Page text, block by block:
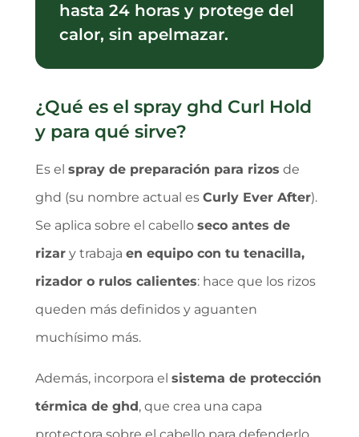
hasta 24 horas y protege del
calor, sin apelmazar.
¿Qué es el spray ghd Curl Hold
y para qué sirve?
Es el spray de preparación para rizos de
ghd (su nombre actual es Curly Ever After).
Se aplica sobre el cabello seco antes de
rizar y trabaja en equipo con tu tenacilla,
rizador o rulos calientes: hace que los rizos
queden más definidos y aguanten
muchísimo más.
Además, incorpora el sistema de protección
térmica de ghd , que crea una capa